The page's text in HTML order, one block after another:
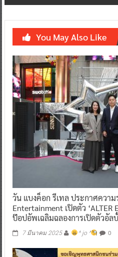
You May Also Like
วัน แบงค็อก รีเทล ประกาศควา
Entertainment เปิดตัว ‘ALTER
ป๊อปอัพเฉลิมฉลองการเปิดตัวอัล
7 มีนาคม 2025 ^ jo ^ 0